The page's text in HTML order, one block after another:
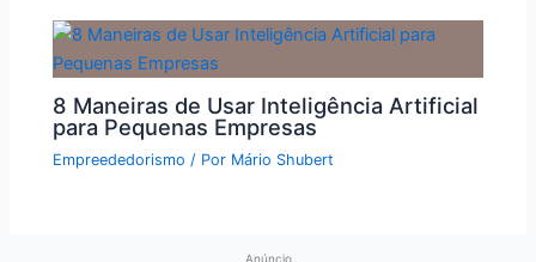
8 Maneiras de Usar Inteligência Artificial
para Pequenas Empresas
Empreededorismo / Por Mário Shubert
Anúncio